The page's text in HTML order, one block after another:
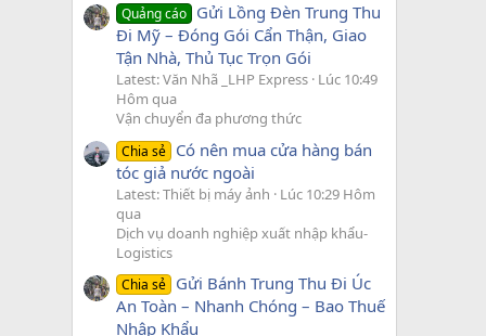
Quảng cáo Gửi Lồng Đèn Trung Thu
Đi Mỹ – Đóng Gói Cẩn Thận, Giao
Tận Nhà, Thủ Tục Trọn Gói
Latest: Văn Nhã _LHP Express Lúc 10:49
Hôm qua
Vận chuyển đa phương thức
Chia sẻ Có nên mua cửa hàng bán
tóc giả nước ngoài
Latest: Thiết bị máy ảnh
Lúc 10:29 Hôm
qua
Dịch vụ doanh nghiệp xuất nhập khẩu-
Logistics
Chia sẻ Gửi Bánh Trung Thu Đi Úc
An Toàn – Nhanh Chóng – Bao Thuế
Nhập Khẩu